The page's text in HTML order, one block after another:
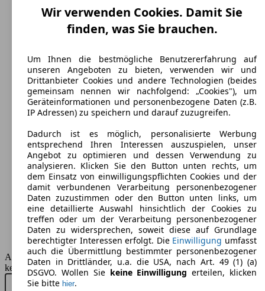
Lexus LS » Lexus LS 460 2007 - 2017)
Maße (L/B/H):
ab 5060 x 1875 x 1473 mm
Leistung:
278 KW (377 PS)
Türen:
4
Sitze:
5
Kofferraum:
500 - 500 Liter
Anhängelast:
2000 kg
AutoScout24 GmbH übernimmt für die Richtigkeit der Angaben
keine Gewähr.
Neu kaufen
Wir verwenden Cookies. Damit Sie
finden, was Sie brauchen.
Um Ihnen die bestmögliche Benutzererfahrung auf
unseren Angeboten zu bieten, verwenden wir und
Drittanbieter Cookies und andere Technologien (beides
gemeinsam nennen wir nachfolgend: „Cookies"), um
Geräteinformationen und personenbezogene Daten (z.B.
IP Adressen) zu speichern und darauf zuzugreifen.
Dadurch ist es möglich, personalisierte Werbung
entsprechend Ihren Interessen auszuspielen, unser
Angebot zu optimieren und dessen Verwendung zu
analysieren. Klicken Sie den Button unten rechts, um
dem Einsatz von einwilligungspflichten Cookies und der
damit verbundenen Verarbeitung personenbezogener
Daten zuzustimmen oder den Button unten links, um
eine detaillierte Auswahl hinsichtlich der Cookies zu
treffen oder um der Verarbeitung personenbezogener
Daten zu widersprechen, soweit diese auf Grundlage
berechtigter Interessen erfolgt. Die Einwilligung umfasst
auch die Übermittlung bestimmter personenbezogener
Daten in Drittländer, u.a. die USA, nach Art. 49 (1) (a)
DSGVO. Wollen Sie keine Einwilligung erteilen, klicken
Sie bitte hier.